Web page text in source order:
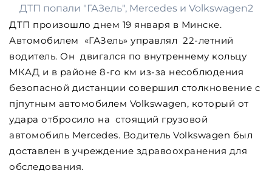
ДТП произошло днем 19 января в Минске.
Автомобилем «ГАЗель» управлял 22-летний
водитель. Он двигался по внутреннему кольцу
МКАД и в районе 8-го км из-за несоблюдения
безопасной дистанции совершил столкновение с
пjпутным автомобилем Volkswagen, который от
удара отбросило на стоящий грузовой
автомобиль Mercedes. Водитель Volkswagen был
доставлен в учреждение здравоохранения для
обследования.